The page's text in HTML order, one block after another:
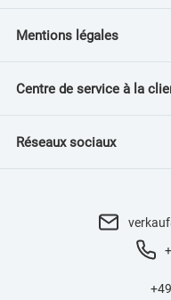
Mentions légales
Centre de service à la
Réseaux sociaux